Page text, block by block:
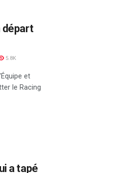
départ
5.8K
et
le Racing
a tapé